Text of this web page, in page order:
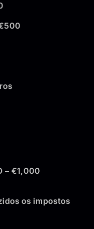
– €1,000
os impostos